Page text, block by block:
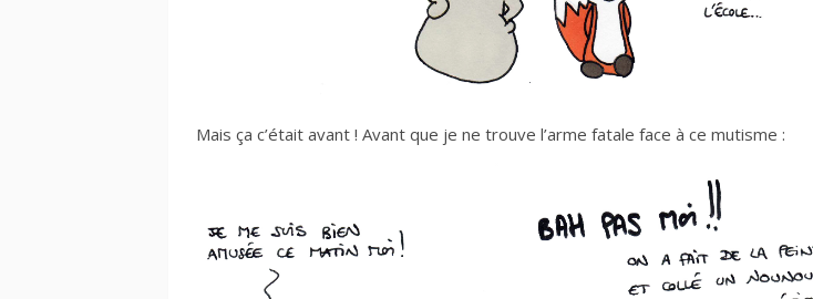
Mais ça c’était avant ! Avant que je ne trouve l’arme fatale face à ce mutisme :